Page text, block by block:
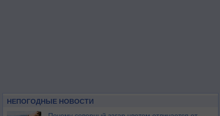
НЕПОГОДНЫЕ НОВОСТИ